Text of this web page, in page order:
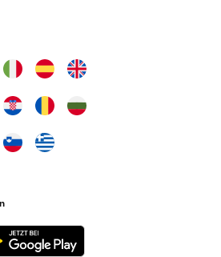
nicht wahrzunehmen und auch die
über beide hängen kann. Lediglich das
Einkerbungen, mit denen man eventuell
Nachdem ich mich an den Kundenservice
eines Tages geantwortet hat) habe
in den nächsten Tagen ankommen. Von